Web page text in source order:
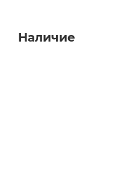
Наличие